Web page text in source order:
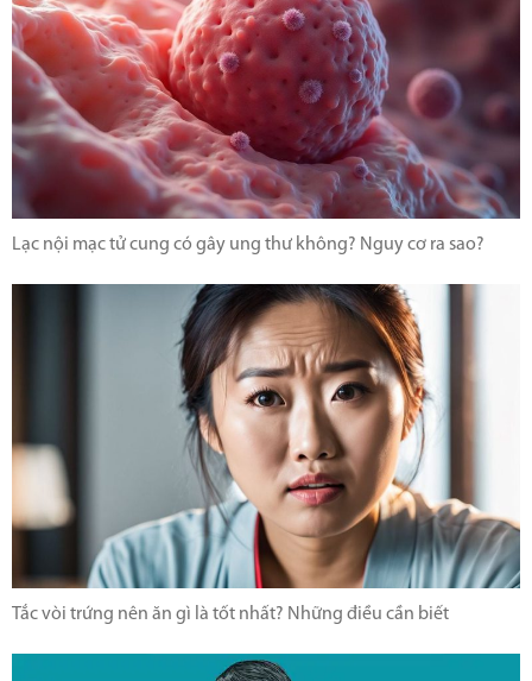
Lạc nội mạc tử cung có gây ung thư không? Nguy cơ ra sao?
Tắc vòi trứng nên ăn gì là tốt nhất? Những điều cần biết